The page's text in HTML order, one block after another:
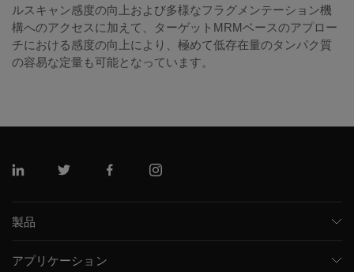
ルスキャン感度の向上および多様なフラグメンテーション機
構へのアクセスに加えて、ターゲットMRMベースのアプロー
チにおける感度の向上により、極めて低存在量のタンパク質
の容易な定量も可能となっています。
リンクトインツイッターフェイスブックインスタグラム
製品
キャピラリー電気泳動機器
アプリケーション